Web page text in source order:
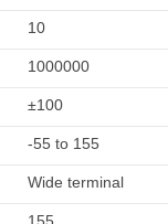
10
1000000
±100
-55 to 155
Wide terminal